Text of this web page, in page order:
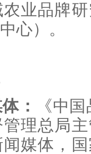
业品牌
心）。
：
《中
理总局
媒体，